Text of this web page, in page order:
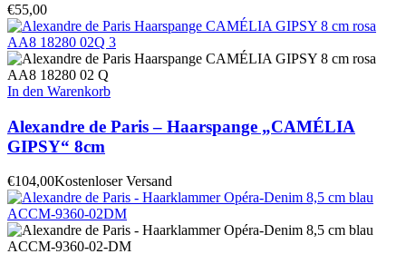
€55,00
In den Warenkorb
Alexandre de Paris – Haarspange „CAMÉLIA
GIPSY“ 8cm
€104,00Kostenloser Versand